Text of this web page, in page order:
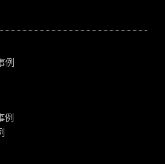
例
例